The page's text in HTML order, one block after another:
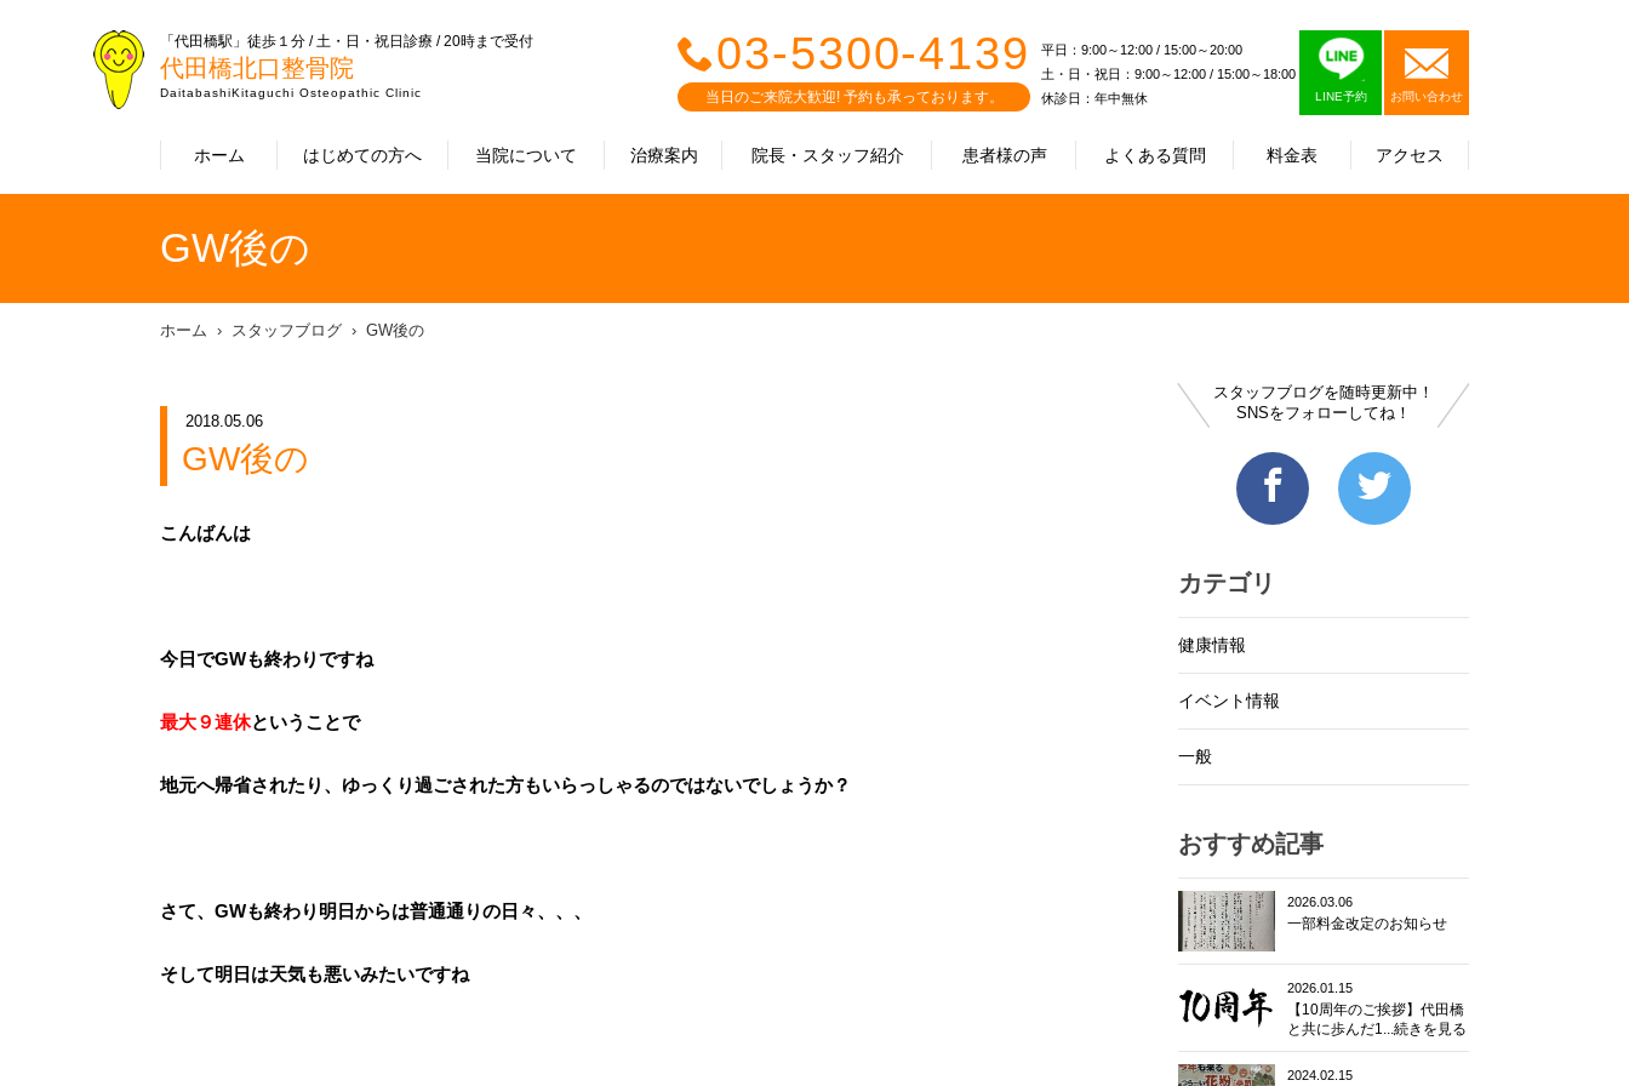
「代田橋駅」徒歩１分 / 土・日・祝日診療 / 20時まで受付
代田橋北口整骨院
DaitabashiKitaguchi Osteopathic Clinic
ホーム はじめての方へ 当院について 治療案内 院長・スタッフ紹介 患者様の声 よくある質問 料金表 アクセス
03-5300-4139
当日のご来院大歓迎! 予約も承っております。
平日：9:00～12:00 / 15:00～20:00
土・日・祝日：9:00～12:00 / 15:00～18:00
休診日：年中無休
LINE予約 お問い合わせ
GW後の
ホーム スタッフブログ GW後の
2018.05.06
GW後の
こんばんは
今日でGWも終わりですね
最大９連休ということで
地元へ帰省されたり、ゆっくり過ごされた方もいらっしゃるのではないでしょうか？
さて、GWも終わり明日からは普通通りの日々、、、
そして明日は天気も悪いみたいですね
スタッフブログを随時更新中！
SNSをフォローしてね！
カテゴリ
健康情報
イベント情報
一般
おすすめ記事
2026.03.06
一部料金改定のお知らせ
2026.01.15
【10周年のご挨拶】代田橋
と共に歩んだ1...続きを見る
2024.02.15